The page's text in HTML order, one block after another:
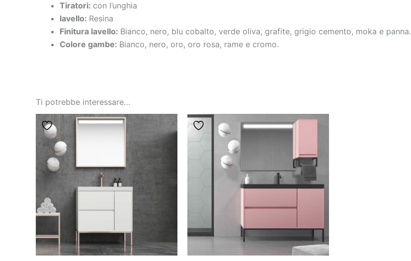
Tiratori: con l’unghia
lavello: Resina
Finitura lavello: Bianco, nero, blu cobalto, verde oliva, grafite, grigio cemento, moka e panna.
Colore gambe: Bianco, nero, oro, oro rosa, rame e cromo.
Ti potrebbe interessare…